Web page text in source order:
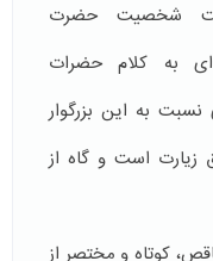
شخصیت حضرت
به کلام حضرات
به این بزرگوار
است و گاه از
کوتاه و مختصر از